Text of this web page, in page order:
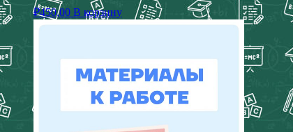
₽450,00 В корзину